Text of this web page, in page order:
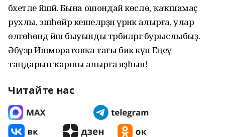
бәхетле йәшәй. Бына ошондай көслө, ҡаҡшамаҫ
рухлы, эшһөйәр кешеләрҙән үрнәк алырға, улар
өлгөһөндә йәш быуынды тәрбиәләргә бурыслыбыҙ.
Әбүзәр Ишморатовҡа тағы бик күп Еңеү
таңдарын ҡаршы алырға яҙһын!
Читайте нас